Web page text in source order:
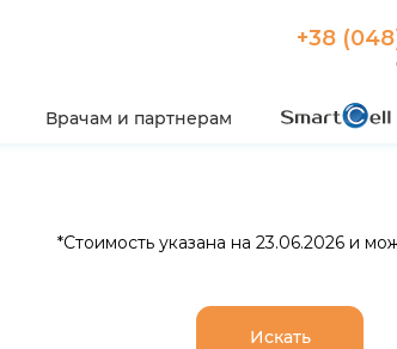
+38
Врачам и партнерам
*Стоимость указана на 23.06.2026 и
Искать